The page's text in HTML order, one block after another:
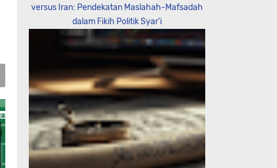
versus Iran: Pendekatan Maslahah-Mafsadah
dalam Fikih Politik Syar’i